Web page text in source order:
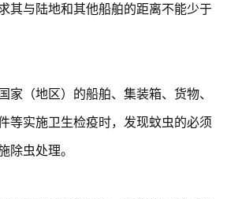
其与陆地和其他船舶的距离不能少于
家（地区）的船舶、集装箱、货物、
等实施卫生检疫时，发现蚊虫的必须
除虫处理。